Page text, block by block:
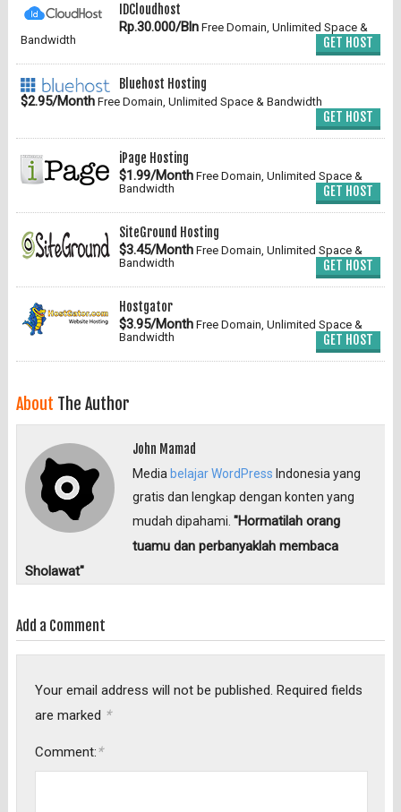
IDCloudhost
Rp.30.000/BlnFree Domain, Unlimited Space &
Bandwidth
GET HOST
Bluehost Hosting
$2.95/MonthFree Domain, Unlimited Space & Bandwidth
GET HOST
iPage Hosting
$1.99/MonthFree Domain, Unlimited Space &
Bandwidth
GET HOST
SiteGround Hosting
$3.45/MonthFree Domain, Unlimited Space &
Bandwidth
GET HOST
Hostgator
$3.95/MonthFree Domain, Unlimited Space &
Bandwidth
GET HOST
About The Author
John Mamad
Media belajar WordPress Indonesia yang
gratis dan lengkap dengan konten yang
mudah dipahami."Hormatilah orang
tuamu dan perbanyaklah membaca
Sholawat"
Add a Comment
Your email address will not be published. Required fields
are marked *
Comment:*